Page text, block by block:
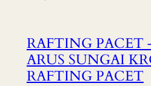
RAFTING PACET
ARUS SUNGAI
RAFTING PACET